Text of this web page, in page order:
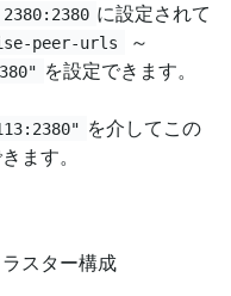
に設定されて
peer-urls ～
を設定できます。
を介してこの
ます。
スター構成